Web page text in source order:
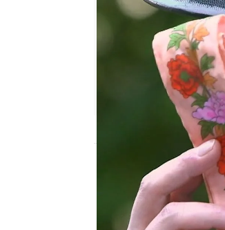
Publicado:26 de abril de